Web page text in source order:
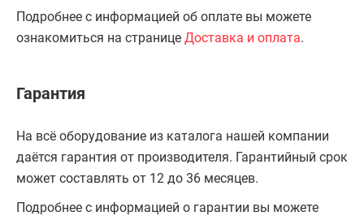
Подробнее с информацией об оплате вы можете
ознакомиться на странице Доставка и оплата.
Гарантия
На всё оборудование из каталога нашей компании
даётся гарантия от производителя. Гарантийный срок
может составлять от 12 до 36 месяцев.
Подробнее с информацией о гарантии вы можете